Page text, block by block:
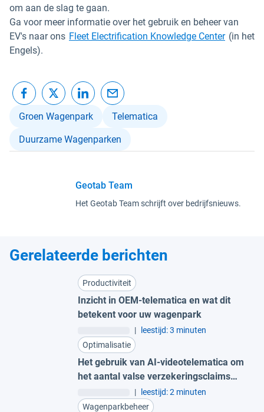
om aan de slag te gaan.
Ga voor meer informatie over het gebruik en beheer van
EV's naar ons Fleet Electrification Knowledge Center (in het
Engels).
Groen Wagenpark Telematica
Duurzame Wagenparken
Geotab Team
Het Geotab Team schrijft over bedrijfsnieuws.
Gerelateerde berichten
Productiviteit
Inzicht in OEM-telematica en wat dit
betekent voor uw wagenpark
|
leestijd: 3 minuten
Optimalisatie
Het gebruik van AI-videotelematica om
het aantal valse verzekeringsclaims
terug te dringen
|
leestijd: 2 minuten
Wagenparkbeheer